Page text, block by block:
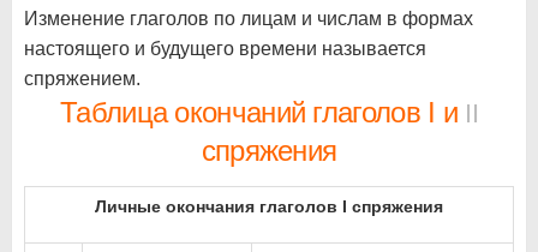
Изменение глаголов по лицам и числам в формах
настоящего и будущего времени называется
спряжением.
Таблица окончаний глаголов I и II
спряжения
Личные окончания глаголов I спряжения